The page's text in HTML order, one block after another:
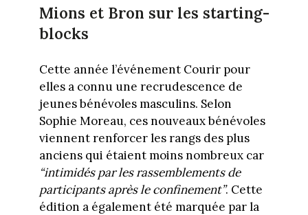
Mions et Bron sur les starting-
blocks
Cette année l’événement Courir pour
elles a connu une recrudescence de
jeunes bénévoles masculins. Selon
Sophie Moreau, ces nouveaux bénévoles
viennent renforcer les rangs des plus
anciens qui étaient moins nombreux car
“intimidés par les rassemblements de
participants après le confinement”. Cette
édition a également été marquée par la